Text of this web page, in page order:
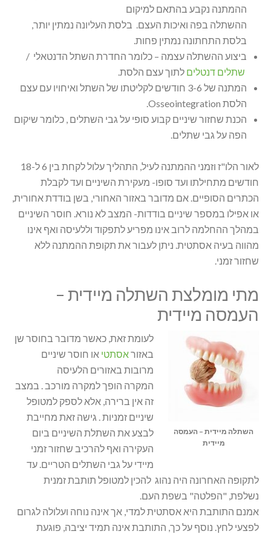
ההמתנה נקבע בהתאם למיקום
ההשתלה בפה ואיכות העצם. בלסת העליונה נמתין יותר,
בלסת התחתונה נמתין פחות.
ביצוע ההשתלה עצמה – כלומר החדרת השתל הדנטאלי /
שתלים דנטלים לתוך עצם הלסת.
המתנה של 3-6 חודשים לקליטתו של השתל ואיחויו עם עצם
הלסת Osseointegration.
הכנת שחזור שיניים קבוע סופי על גבי השתלים , כלומר שיקום
הפה על גבי שתלים.
לאור הלו"ז וזמני ההמתנה לעיל, התהליך עלול לקחת בין 6 ל-18
חודשים מתחילתו ועד סופו- מעקירת השיניים ועד לקבלת
הכתרים הסופיים. אם מדובר באזור האחורי, בשן בודדת אחורית,
או אפילו במספר שיניים בודדות- המצב לא נורא. חוסר השיניים
במהלך ההחלמה לרוב אינו מפריע לתפקוד וללעיסה ואף אינו
מהווה בעיה אסתטית. ניתן לעבור את תקופת ההמתנה ללא
שחזור זמני.
מתי מומלצת השתלה מיידית –
העמסה מיידית
השתלה מיידית – העמסה
מיידית
לעומת זאת, כאשר מדובר בחוסר שן
באזוראסתטי או חוסר שיניים
מרובות באזורים הלעיסה
המקרה הופך למקרה מורכב . במצב
זה אין ברירה, אלא לספק למטופל
שיניים זמניות . גישה זאת מחייבת
לבצע את השתלת השיניים ביום
העקירה ואף להרכיב שחזור זמני
מיידי על גבי השתלים הטריים. עד
לתקופה האחרונה היה נהוג להכין למטופל תותבת זמנית
נשלפת, "הפלטה" בשפת העם.
אמנם התותבת היא אסתטית למדי, אך אינה נוחה ועלולה לגרום
לפצעי לחץ. נוסף על כך, התותבת אינה תמיד יציבה, פוגעת